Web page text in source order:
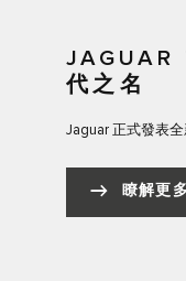
JAGUAR
代之名
Jaguar 正式發表
瞭解更